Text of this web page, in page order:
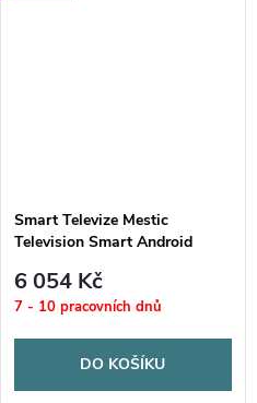
Smart Televize Mestic
Television Smart Android
6 054 Kč
7 - 10 pracovních dnů
DO KOŠÍKU